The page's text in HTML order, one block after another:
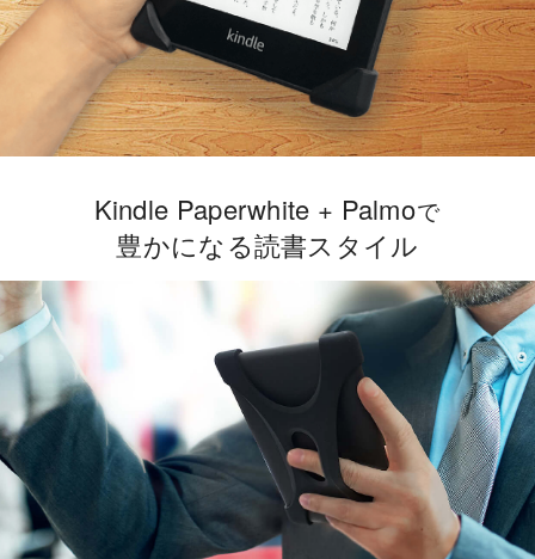
Kindle Paperwhite + Palmoで
豊かになる読書スタイル